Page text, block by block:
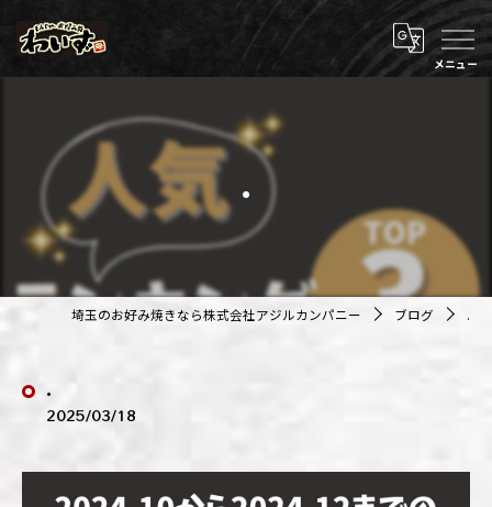
.
埼玉のお好み焼きなら株式会社アジルカンパニー ブログ .
.
2025/03/18